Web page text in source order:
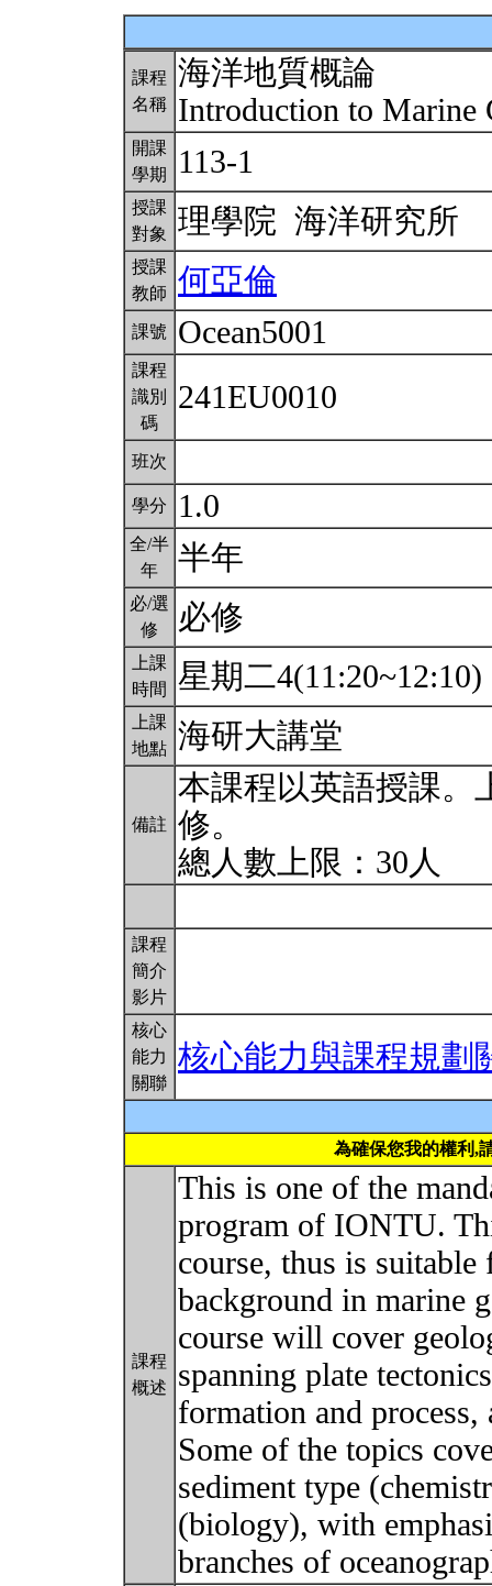
課程
名稱
海洋地質概論
Introduction to Marine
開課
學期
113-1
授課
對象
理學院 海洋研究所
授課
教師
何亞倫
課號 Ocean5001
課程
識別
碼
241EU0010
班次
學分 1.0
全/半
年
半年
必/選
修
必修
上課
時間
星期二4(11:20~12:10)
上課
地點 海研大講堂
備註
本課程以英語授課。
修。
總人數上限：30人
課程
簡介
影片
核心
能力
關聯
核心能力與課程規劃
為確保您我的權利,
課程
概述
This is one of the
program of IONTU.
course, thus is
background in marine
course will cover
spanning plate
formation and process,
Some of the topics
sediment type
(biology), with
branches of